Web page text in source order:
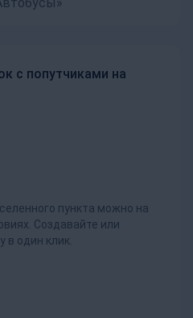
с попутчиками на
пункта можно на
Создавайте или
в один клик.